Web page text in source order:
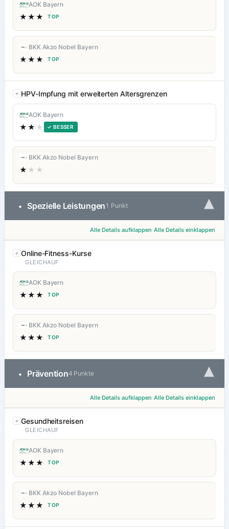
AOK Bayern
★★★ TOP
BKK Akzo Nobel Bayern
★★★ TOP
HPV-Impfung mit erweiterten Altersgrenzen
AOK Bayern
★★ ★ ✓ BESSER
BKK Akzo Nobel Bayern
★ ★★
• Spezielle Leistungen 1 Punkt ▾
Alle Details aufklappen Alle Details einklappen
Online-Fitness-Kurse
GLEICHAUF
AOK Bayern
★★★ TOP
BKK Akzo Nobel Bayern
★★★ TOP
• Prävention4 Punkte ▾
Alle Details aufklappen Alle Details einklappen
Gesundheitsreisen
GLEICHAUF
AOK Bayern
★★★ TOP
BKK Akzo Nobel Bayern
★★★ TOP